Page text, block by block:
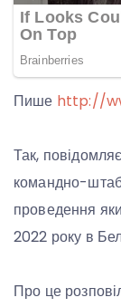
Пише http://
Так,
командно-
проведення
2022 року в
Про це